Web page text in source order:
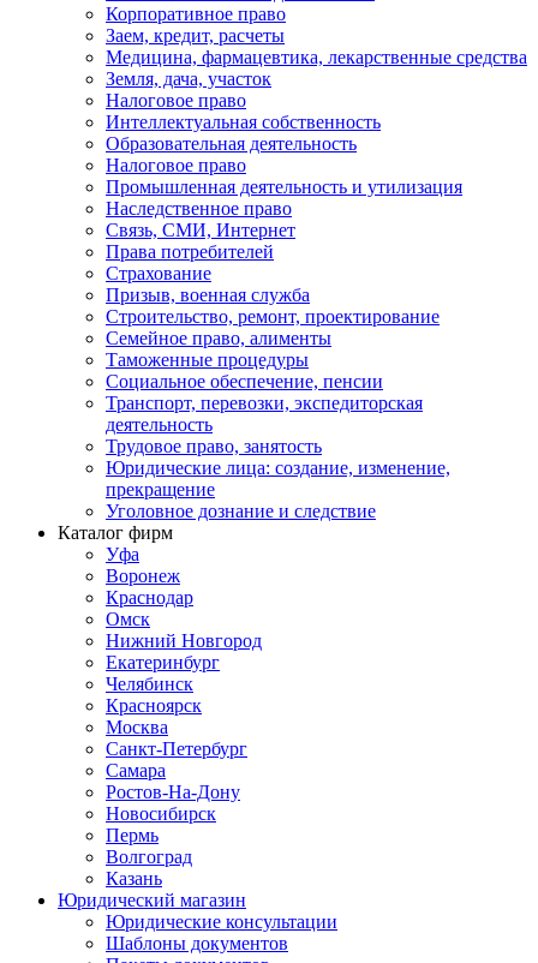
Корпоративное право
Заем, кредит, расчеты
Медицина, фармацевтика, лекарственные средства
Земля, дача, участок
Налоговое право
Интеллектуальная собственность
Образовательная деятельность
Налоговое право
Промышленная деятельность и утилизация
Наследственное право
Связь, СМИ, Интернет
Права потребителей
Страхование
Призыв, военная служба
Строительство, ремонт, проектирование
Семейное право, алименты
Таможенные процедуры
Социальное обеспечение, пенсии
Транспорт, перевозки, экспедиторская
деятельность
Трудовое право, занятость
Юридические лица: создание, изменение,
прекращение
Уголовное дознание и следствие
Каталог фирм
Уфа
Воронеж
Краснодар
Омск
Нижний Новгород
Екатеринбург
Челябинск
Красноярск
Москва
Санкт-Петербург
Самара
Ростов-На-Дону
Новосибирск
Пермь
Волгоград
Казань
Юридический магазин
Юридические консультации
Шаблоны документов